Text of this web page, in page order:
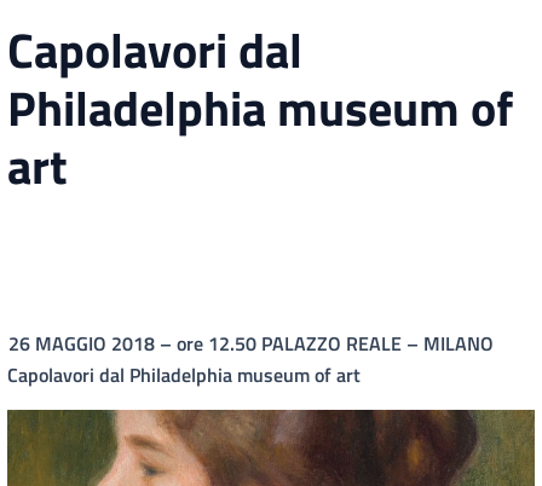
Capolavori dal
Philadelphia museum of
art
26 MAGGIO 2018 – ore 12.50 PALAZZO REALE – MILANO
Capolavori dal Philadelphia museum of art